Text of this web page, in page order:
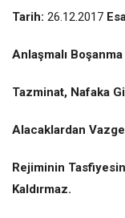
Tarih: 26.12.2017
Anlaşmalı
Tazminat, Nafaka
Alacaklardan
Rejiminin
Kaldırmaz.